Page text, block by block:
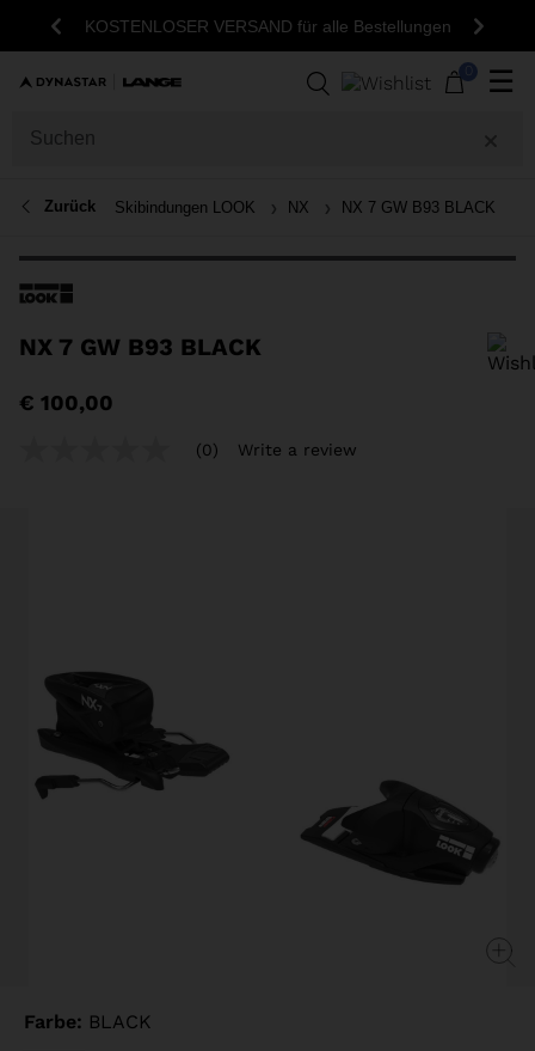
ZurückKOSTENLOSER VERSAND für alle Bestellungen
☰
Zurück Skibindungen LOOK NX NX 7 GW B93 BLACK
NX 7 GW B93 BLACK
Größe aus
€ 100,00
(0) Write a review
Farbe: BLACK